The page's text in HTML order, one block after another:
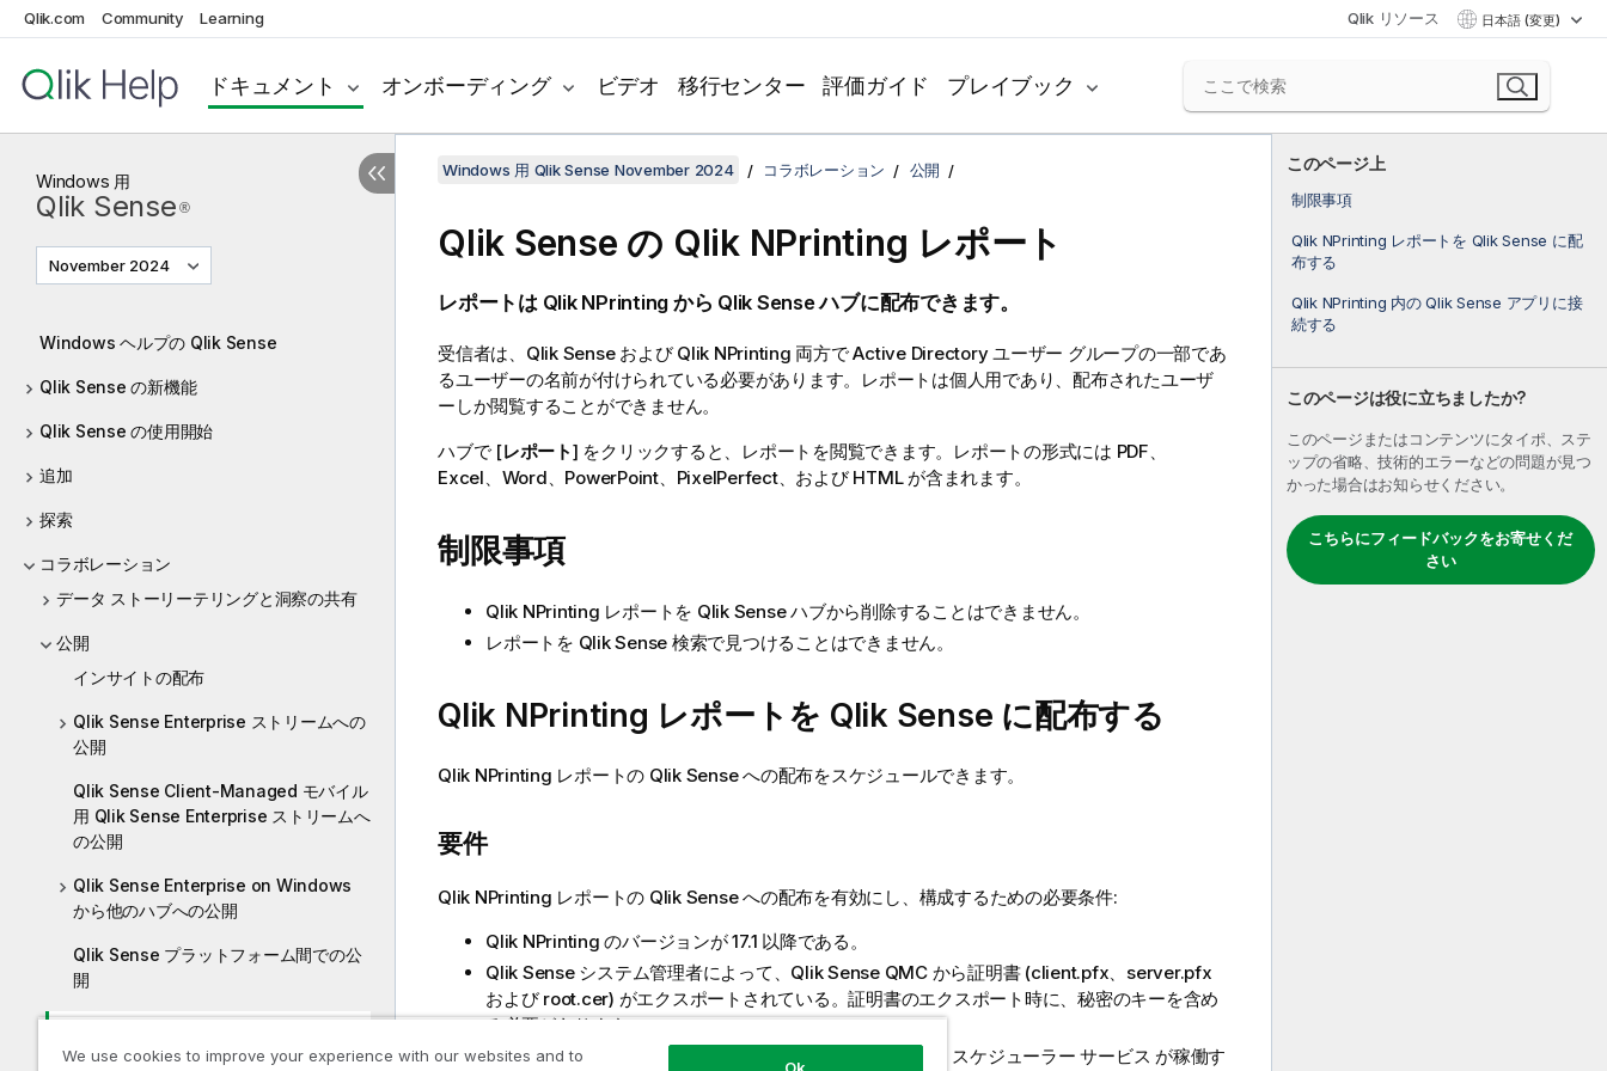
Qlik.com Community Learning Qlik リソース 日本語 (変更)
ドキュメント オンボーディング ビデオ 移行センター 評価ガイド プレイブック
Windows 用
Qlik Sense ®
November 2024
Windows ヘルプの Qlik Sense
Qlik Sense の新機能
Qlik Sense の使用開始
追加
探索
コラボレーション
データ ストーリーテリングと洞察の共有
公開
インサイトの配布
Qlik Sense Enterprise ストリームへの
公開
Qlik Sense Client-Managed モバイル
用 Qlik Sense Enterprise ストリームへ
の公開
Qlik Sense Enterprise on Windows
から他のハブへの公開
Qlik Sense プラットフォーム間での公
開
このページ上
制限事項
Qlik NPrinting レポートを Qlik Sense に配
布する
Qlik NPrinting 内の Qlik Sense アプリに接
続する
このページは役に立ちましたか?
このページまたはコンテンツにタイポ、ステ
ップの省略、技術的エラーなどの問題が見つ
かった場合はお知らせください。
こちらにフィードバックをお寄せくだ
さい
Windows 用 Qlik Sense November 2024 コラボレーション 公開
Qlik Sense の Qlik NPrinting レポート
レポートは Qlik NPrinting から Qlik Senseハブに配布できます。
受信者は、 Qlik SenseおよびQlik NPrinting 両方で Active Directory ユーザー グループの一部であ
るユーザーの名前が付けられている必要があります。レポートは個人用であり、配布されたユーザ
ーしか閲覧することができません。
ハブで [レポート] をクリックすると、レポートを閲覧できます。レポートの形式には PDF、
Excel、 Word、 PowerPoint、 PixelPerfect、および HTML が含まれます。
制限事項
Qlik NPrinting レポートを Qlik Senseハブから削除することはできません。
レポートを Qlik Sense 検索で見つけることはできません。
Qlik NPrinting レポートを Qlik Sense に配布する
Qlik NPrinting レポートの Qlik Senseへの配布をスケジュールできます。
要件
Qlik NPrinting レポートの Qlik Senseへの配布を有効にし、構成するための必要条件:
Qlik NPrinting のバージョンが 17.1 以降である。
Qlik Senseシステム管理者によって、 Qlik Sense QMCから証明書 (client.pfx、server.pfx
および root.cer) がエクスポートされている。証明書のエクスポート時に、秘密のキーを含め
る必要があります。
証明書は、Qlik NPrinting Qlik NPrinting スケジューラー サービス が稼働す
We use cookies to improve your experience with our websites and to